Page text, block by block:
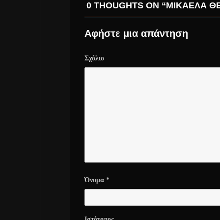
0 THOUGHTS ON “ΜΙΚΑΕΛΑ
Αφήστε μια απάντηση
Σχόλιο
Όνομα *